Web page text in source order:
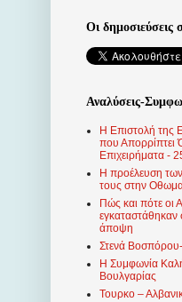
Οι δημοσιεύσεις
Αναλύσεις-
Η Επιστολή της
που Απορρίπτει
Επιχειρήματα -
Η προέλευση
τους στην
Πώς και πότε οι
εγκαταστάθηκαν
άποψη
Στενά
Η Συμφωνία
Βουλγαρίας
Τουρκο –